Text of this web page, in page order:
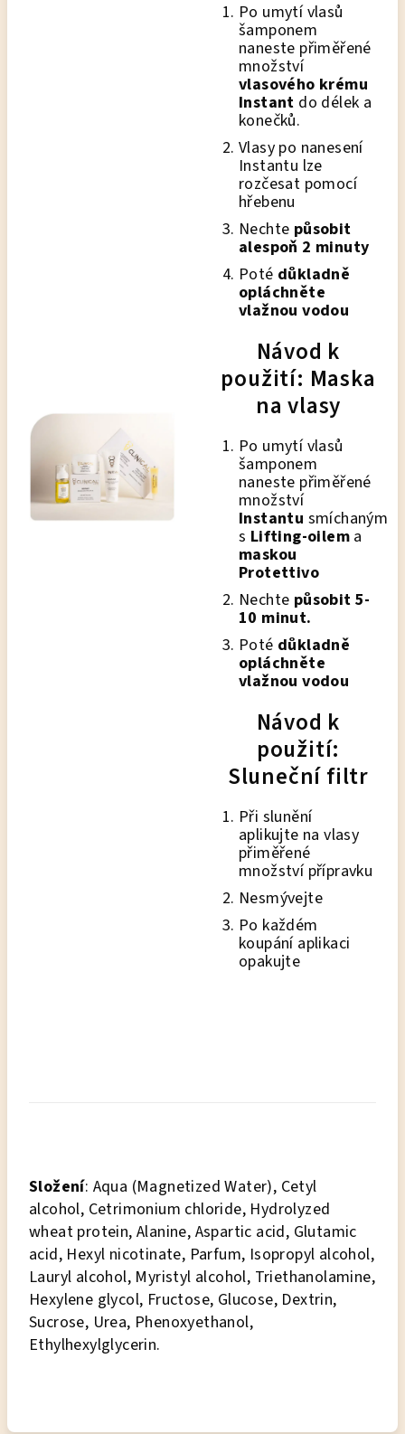
Po umytí vlasů
šamponem
naneste přiměřené
množství
vlasového krému
Instant do délek a
konečků.
Vlasy po nanesení
Instantu lze
rozčesat pomocí
hřebenu
Nechte působit
alespoň 2 minuty
Poté důkladně
opláchněte
vlažnou vodou
Návod k
použití: Maska
na vlasy
Po umytí vlasů
šamponem
naneste přiměřené
množství
Instantu smíchaným
s Lifting-oilem a
maskou
Protettivo
Nechte působit 5-
10 minut.
Poté důkladně
opláchněte
vlažnou vodou
Návod k
použití:
Sluneční filtr
Při slunění
aplikujte na vlasy
přiměřené
množství přípravku
Nesmývejte
Po každém
koupání aplikaci
opakujte
Složení: Aqua (Magnetized Water), Cetyl
alcohol, Cetrimonium chloride, Hydrolyzed
wheat protein, Alanine, Aspartic acid, Glutamic
acid, Hexyl nicotinate, Parfum, Isopropyl alcohol,
Lauryl alcohol, Myristyl alcohol, Triethanolamine,
Hexylene glycol, Fructose, Glucose, Dextrin,
Sucrose, Urea, Phenoxyethanol,
Ethylhexylglycerin.